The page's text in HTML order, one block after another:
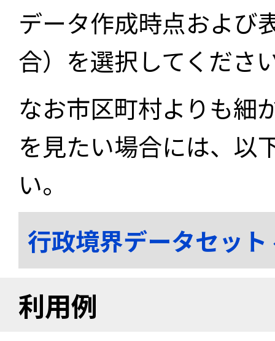
データ作成時点および
合）を選択してくださ
なお市区町村よりも細
を見たい場合には、以
い。
行政境界データセッ
利用例